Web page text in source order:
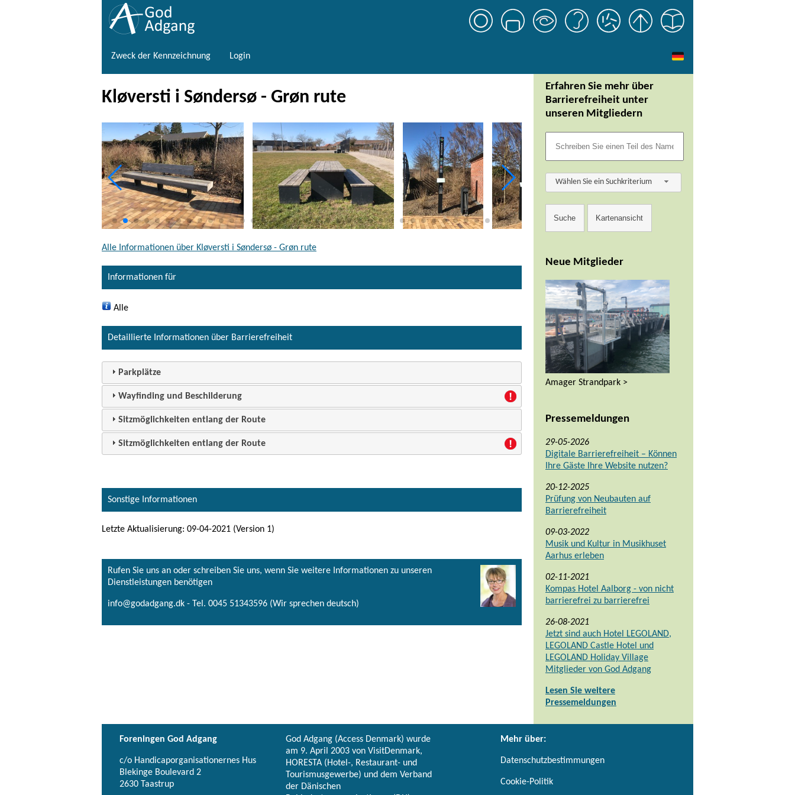
Zweck der Kennzeichnung Login
Kløversti i Søndersø - Grøn rute
Alle Informationen über Kløversti i Søndersø - Grøn rute
Informationen für
Alle
Detaillierte Informationen über Barrierefreiheit
Parkplätze
Wayfinding und Beschilderung
Sitzmöglichkeiten entlang der Route
Sitzmöglichkeiten entlang der Route
Sonstige Informationen
Letzte Aktualisierung: 09-04-2021 (Version 1)
Rufen Sie uns an oder schreiben Sie uns, wenn Sie weitere Informationen zu unseren
Dienstleistungen benötigen
info@godadgang.dk - Tel. 0045 51343596 (Wir sprechen deutsch)
Erfahren Sie mehr über
Barrierefreiheit unter
unseren Mitgliedern
Wählen Sie ein Suchkriterium
Neue Mitglieder
Amager Strandpark >
Pressemeldungen
29-05-2026
Digitale Barrierefreiheit – Können
Ihre Gäste Ihre Website nutzen?
20-12-2025
Prüfung von Neubauten auf
Barrierefreiheit
09-03-2022
Musik und Kultur in Musikhuset
Aarhus erleben
02-11-2021
Kompas Hotel Aalborg - von nicht
barrierefrei zu barrierefrei
26-08-2021
Jetzt sind auch Hotel LEGOLAND,
LEGOLAND Castle Hotel und
LEGOLAND Holiday Village
Mitglieder von God Adgang
Lesen Sie weitere
Pressemeldungen
Foreningen God Adgang
c/o Handicaporganisationernes Hus
Blekinge Boulevard 2
2630 Taastrup
God Adgang (Access Denmark) wurde
am 9. April 2003 von VisitDenmark,
HORESTA (Hotel-, Restaurant- und
Tourismusgewerbe) und dem Verband
der Dänischen
Mehr über:
Datenschutzbestimmungen
Cookie-Politik